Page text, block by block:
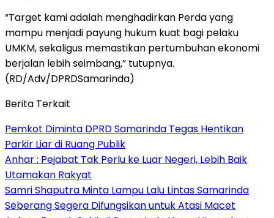
“Target kami adalah menghadirkan Perda yang
mampu menjadi payung hukum kuat bagi pelaku
UMKM, sekaligus memastikan pertumbuhan ekonomi
berjalan lebih seimbang,” tutupnya.
(RD/Adv/DPRDSamarinda)
Berita Terkait
Pemkot Diminta DPRD Samarinda Tegas Hentikan
Parkir Liar di Ruang Publik
Anhar : Pejabat Tak Perlu ke Luar Negeri, Lebih Baik
Utamakan Rakyat
Samri Shaputra Minta Lampu Lalu Lintas Samarinda
Seberang Segera Difungsikan untuk Atasi Macet